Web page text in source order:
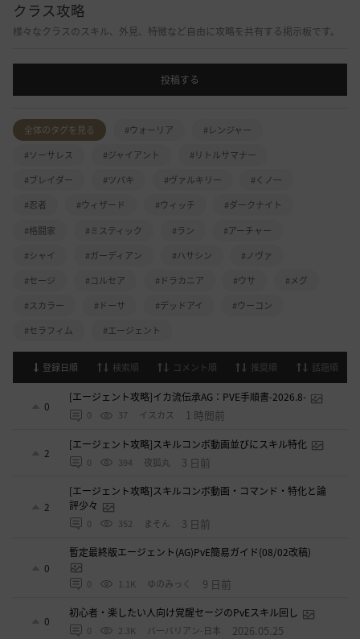
クラス攻略
様々なクラスのスキル、外見、特徴など自由に攻略を共有する掲示板です。
投稿する
全体のタグを見る #ウォーリア
#レンジャー
#ソーサレス
#ジャイアント
#リトルサマナー
#ブレイダー
#ツバキ #ヴァルキリー
#くノ一
#忍者
#ウィザード #ウィッチ
#ダークナイト
#格闘家
#ミスティック #ラン
#アーチャー
#シャイ
#ガーディアン #ハサシン
#ノヴァ
#セージ
#コルセア #ドラカニア #ウサ
#メグ
#スカラー
#ドーサ #デッドアイ
#ウーコン
#セラフィム
#エージェント
登録日順 検索順 コメント順 推奨順 話題順
0
[エージェント攻略]イカ流伝承AG：PVE手順書-2026.8-
0 37 イスカス 1 時間前
2
[エージェント攻略]スキルコンボ動画並びにスキル特化
0 394 夜狐丸 3 日前
2
[エージェント攻略]スキルコンボ動画・コマンド・特化と論
評少々
0 352 まそん 3 日前
0
暫定最終版エージェント(AG)PvE簡易ガイド(08/02改稿)
0 1.1K ゆのみっく 9 日前
0
初心者・楽したい人向け覚醒セージのPvEスキル回し
0 2.3K バ一バリアン-日本 2026.05.25